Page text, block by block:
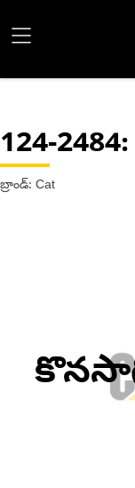
124-2484
బ్రాండ్: Cat